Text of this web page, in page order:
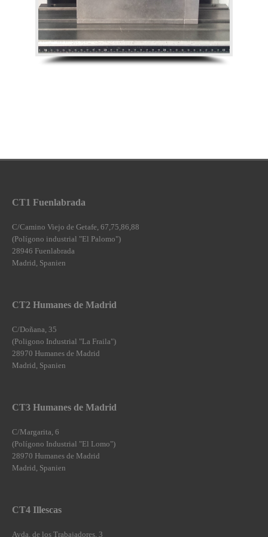
CT1 Fuenlabrada
C/Camino Viejo de Getafe, 67,75,86,88
(Polígono industrial "El Palomo")
28946 Fuenlabrada
Madrid, Spanien
CT2 Humanes de Madrid
C/Doñana, 35
(Poligono Industrial "La Fraila")
28970 Humanes de Madrid
Madrid, Spanien
CT3 Humanes de Madrid
C/Margarita, 6
(Polígono Industrial "El Lomo")
28970 Humanes de Madrid
Madrid, Spanien
CT4 Illescas
Avda. de los Trabajadores, 3